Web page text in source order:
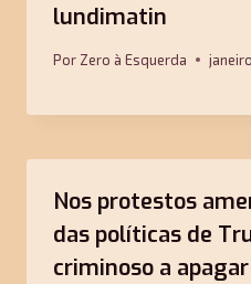
lundimatin
Por Zero à Esquerda
Nos protestos
das políticas de
criminoso a